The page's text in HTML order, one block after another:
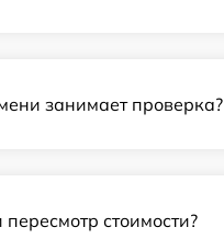
занимает проверка?
стоимости?